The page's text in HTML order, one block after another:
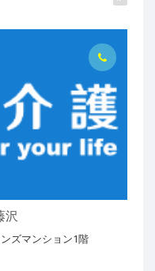
沢
ズマンション1階